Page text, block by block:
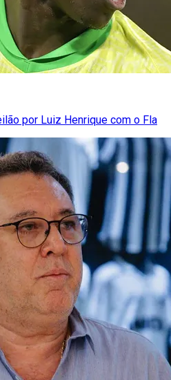
por Luiz Henrique com o Fla